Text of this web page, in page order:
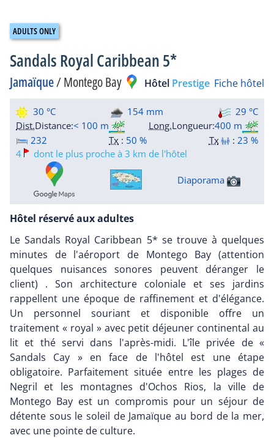
Sandals Royal Caribbean 5*
Jamaïque/Montego Bay Hôtel Prestige Fiche hôtel
30 °C 154 mm
29 °C
Dist.Distance:< 100 m Long.Longueur:400 m
232
Tx : 50 % Tx : 23 %
4
dont le plus proche à 3 km de l'hôtel
Diaporama
Hôtel réservé aux adultes
Le Sandals Royal Caribbean 5* se trouve à quelques
minutes de l'aéroport de Montego Bay (attention
quelques nuisances sonores peuvent déranger le
client) . Son architecture coloniale et ses jardins
rappellent une époque de raffinement et d'élégance.
Un personnel souriant et disponible offre un
traitement « royal » avec petit déjeuner continental au
lit et thé servi dans l'après-midi. L'île privée de «
Sandals Cay » en face de l'hôtel est une étape
obligatoire. Parfaitement située entre les plages de
Negril et les montagnes d'Ochos Rios, la ville de
Montego Bay est un compromis pour un séjour de
détente sous le soleil de Jamaïque au bord de la mer,
avec une pointe de culture.